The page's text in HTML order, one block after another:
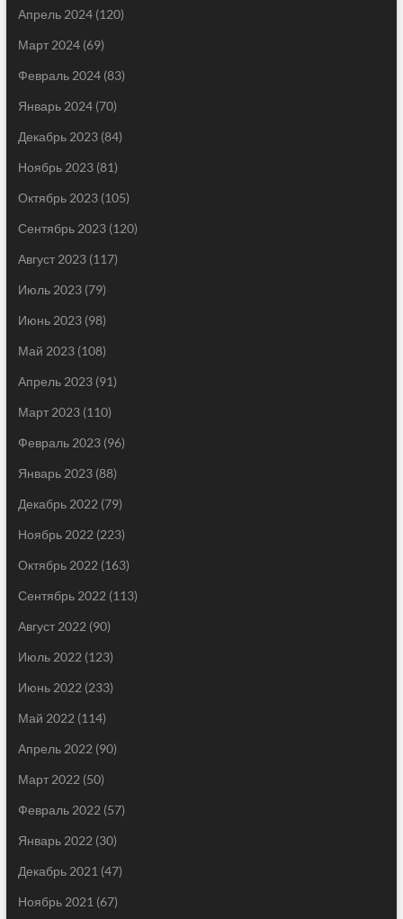
Апрель 2024(120)
Март 2024(69)
Февраль 2024(83)
Январь 2024(70)
Декабрь 2023(84)
Ноябрь 2023(81)
Октябрь 2023(105)
Сентябрь 2023(120)
Август 2023(117)
Июль 2023(79)
Июнь 2023(98)
Май 2023(108)
Апрель 2023(91)
Март 2023(110)
Февраль 2023(96)
Январь 2023(88)
Декабрь 2022 (79)
Ноябрь 2022 (223)
Октябрь 2022 (163)
Сентябрь 2022 (113)
Август 2022 (90)
Июль 2022 (123)
Июнь 2022 (233)
Май 2022 (114)
Апрель 2022 (90)
Март 2022 (50)
Февраль 2022 (57)
Январь 2022 (30)
Декабрь 2021 (47)
Ноябрь 2021 (67)